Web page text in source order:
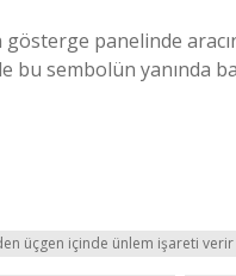
gösterge panelinde
sembolün yanında
üçgen içinde ünlem işareti verir